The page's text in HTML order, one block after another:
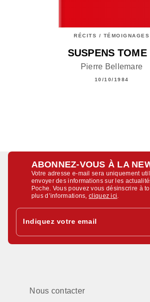
RÉCITS / TÉMOIGNAGES
SUSPENS TOME
Pierre Bellemare
10/10/1984
ABONNEZ-VOUS À LA
Votre adresse e-mail sera uniquement
envoyer des informations sur les
Poche. Vous pouvez vous désinscrire à
plus d’informations,cliquez ici.
Indiquez votre email
Nous contacter